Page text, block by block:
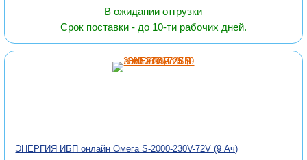
В ожидании отгрузки
Срок поставки - до 10-ти рабочих дней.
ЭНЕРГИЯ ИБП онлайн Омега S-2000-230V-72V (9 Ач)